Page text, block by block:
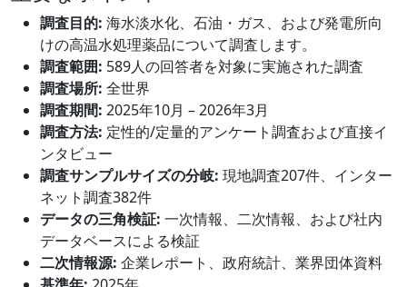
調査目的: 海水淡水化、石油・ガス、および発電所向
けの高温水処理薬品について調査します。
調査範囲: 589人の回答者を対象に実施された調査
調査場所: 全世界
調査期間: 2025年10月 – 2026年3月
調査方法: 定性的/定量的アンケート調査および直接イ
ンタビュー
調査サンプルサイズの分岐: 現地調査207件、インター
ネット調査382件
データの三角検証: 一次情報、二次情報、および社内
データベースによる検証
二次情報源: 企業レポート、政府統計、業界団体資料